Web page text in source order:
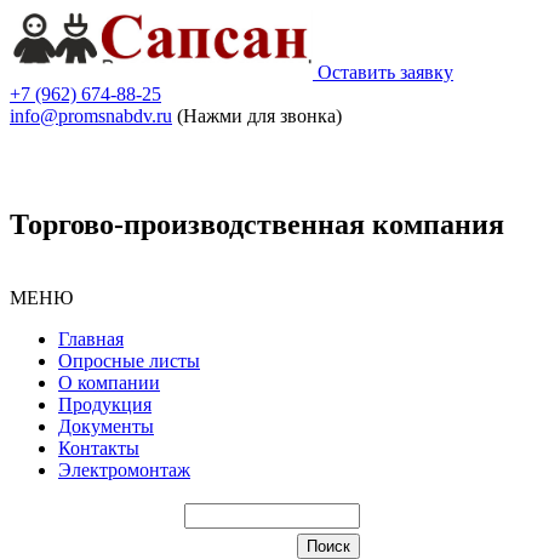
Оставить заявку
+7 (962) 674-88-25
info@promsnabdv.ru (Нажми для звонка)
Торгово-производственная компания
МЕНЮ
Главная
Опросные листы
О компании
Продукция
Документы
Контакты
Электромонтаж